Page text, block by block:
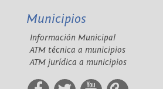
Municipios
Información Municipal
ATM técnica a municipios
ATM jurídica a municipios